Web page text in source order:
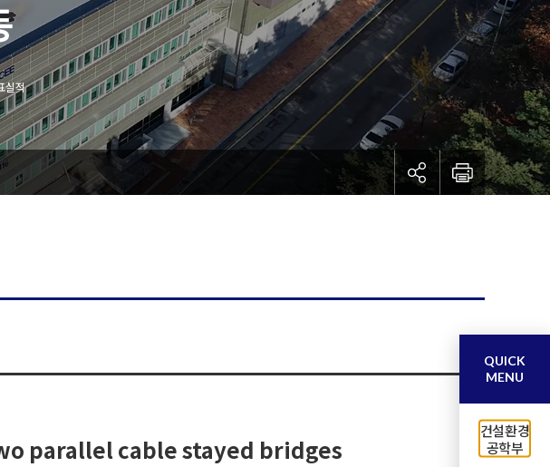
실적
parallel cable stayed bridges
QUICK
MENU
건설환경
공학부